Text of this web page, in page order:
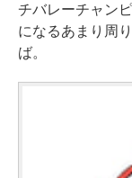
チバレーチャン
になるあまり周
ば。